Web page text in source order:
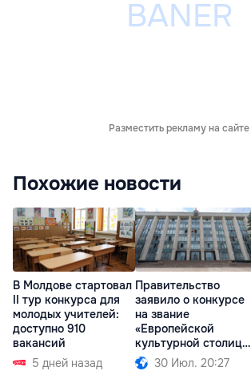
Разместить рекламу на сайте
Похожие новости
В Молдове стартовал
II тур конкурса для
молодых учителей:
доступно 910
вакансий
5 дней назад
Правительство
заявило о конкурсе
на звание
«Европейской
культурной столицы»
2033 года
30 Июл. 20:27